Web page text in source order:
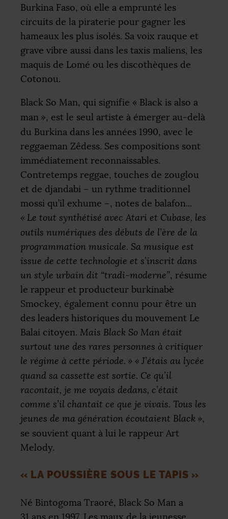
Burkina Faso, où elle a emprunté les
circuits de la piraterie pour gagner les
hameaux les plus isolés. Sa voix rauque et
grave vibre aussi dans les taxis maliens, les
maquis de Lomé ou les discothèques de
Cotonou.
Black So Man, qui signifie « Black is also a
man », est le seul artiste à émerger au-delà
du Burkina dans les années 1990, avec le
reggaeman Zêdess. Ses compositions sont
immédiatement reconnaissables.
Contretemps reggae, touches de zouglou
et de djandabi – un rythme traditionnel
mossi qu’il exhume –, notes de balafon...
« Le tout synthétisé avec Atari et Cubase, les
outils numériques des débuts de l’ère de la
programmation musicale. Sa musique est
issue de cette technologie et s’inscrit dans
un style urbain dit “tradi-moderne”, résume
le rappeur et producteur burkinabè
Smockey, également connu pour être un
des leaders historiques du mouvement Le
Balai citoyen. Mais Black So Man était
surtout une des rares personnes à critiquer
le régime à cette période. » « J’étais au lycée
quand sa cassette est sortie. Ce qu’il
racontait, je me voyais dedans, c’était
comme s’il chantait ce que je vivais. Tous les
jeunes de ma génération écoutaient Black »,
se souvient quant à lui le rappeur Art
Melody.
« LA POUSSIÈRE SOUS LE TAPIS »
Né Bintogoma Traoré, Black So Man a